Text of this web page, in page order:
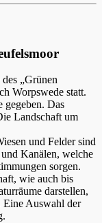
„Grünen
Worpswede statt.
gegeben. Das
Landschaft um
und Felder sind
Kanälen, welche
sorgen.
wie auch bis
darstellen,
Eine Auswahl der